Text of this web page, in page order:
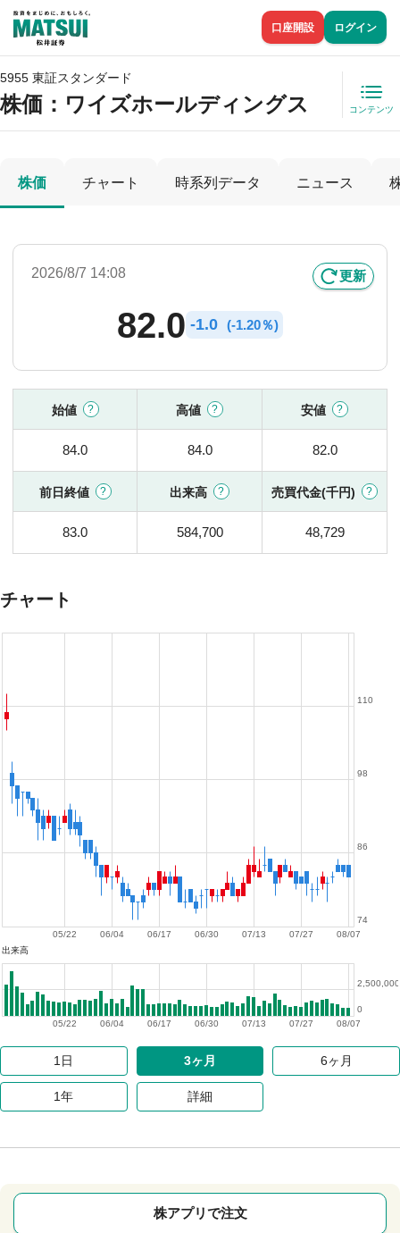
口座開設 ログイン
5955 東証スタンダード
株価 ：ワイズホールディングス コンテンツ
株価 チャート 時系列データ ニュース
2026/8/7 14:08 更新
82.0 -1.0 (-1.20％)
始値 高値 安値
84.0 84.0 82.0
前日終値 出来高 売買代金(千円)
83.0 584,700 48,729
チャート
08/07
07/27
07/13
06/30
06/17
06/04
05/22
74
86
98
110
出来高
08/07
07/27
07/13
06/30
06/17
06/04
05/22
0
2,500,000
1日 3ヶ月 6ヶ月
1年 詳細
株アプリで注文